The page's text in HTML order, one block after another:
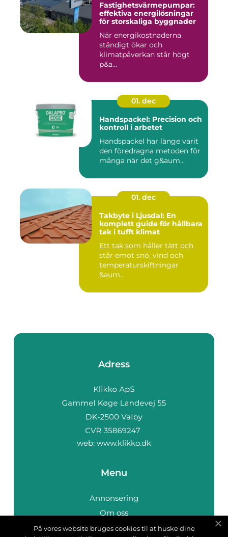
Fastighetsvärmepumpar:
effektiva energilösningar
för storskaliga byggnader
När energikostnaderna
ständigt ökar och
klimatpåverkan står högt
p&a...
01. dec
Handspackel: Precision och
kontroll i arbetet
Handspackel har länge varit
den föredragna metoden för
många när det g&aum...
01. dec
Takbyte i Ljusdal: En
komplett guide för hållbara
tak i tufft klimat
Ett tak som håller tätt och
står emot snö, vind och
temperaturskiftningar
&aum...
Adress
web: www.klikko.dk
Menu
Annonsering
Om oss
Cookies
På vores website bruges cookies til at huske dine